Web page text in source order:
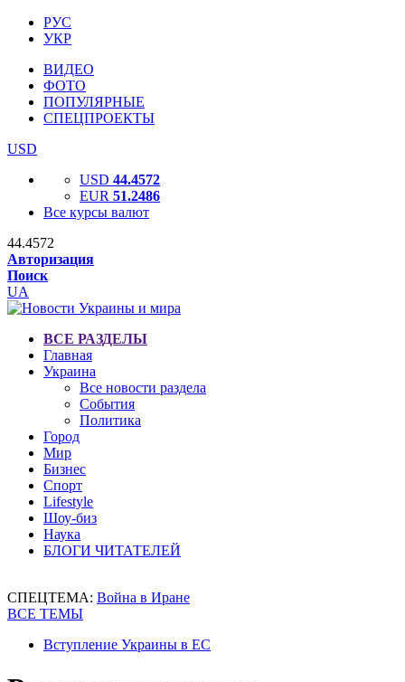
РУС
УКР
ВИДЕО
ФОТО
ПОПУЛЯРНЫЕ
СПЕЦПРОЕКТЫ
USD
USD 44.4572
EUR 51.2486
Все курсы валют
44.4572
Авторизация
Поиск
UA
ВСЕ РАЗДЕЛЫ
Главная
Украина
Все новости раздела
События
Политика
Город
Мир
Бизнес
Спорт
Lifestyle
Шоу-биз
Наука
БЛОГИ ЧИТАТЕЛЕЙ
СПЕЦТЕМА: Война в Иране
ВСЕ ТЕМЫ
Вступление Украины в ЕС